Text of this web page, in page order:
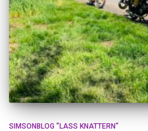
SIMSONBLOG "LASS KNATTERN"